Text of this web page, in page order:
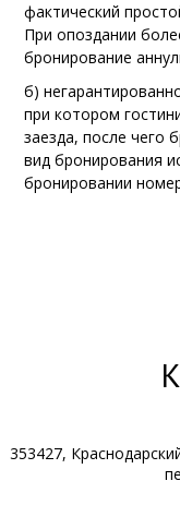
фактический
При опоздании
бронирование
б)
при котором
заезда, после чего
вид бронирования
бронировании
353427,